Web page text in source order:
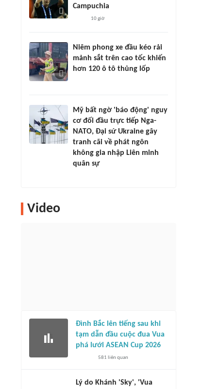
Campuchia
10 giờ
Niêm phong xe đầu kéo rải
mảnh sắt trên cao tốc khiến
hơn 120 ô tô thủng lốp
Mỹ bất ngờ 'báo động' nguy
cơ đối đầu trực tiếp Nga-
NATO, Đại sứ Ukraine gây
tranh cãi về phát ngôn
không gia nhập Liên minh
quân sự
Video
Đình Bắc lên tiếng sau khi
tạm dẫn đầu cuộc đua Vua
phá lưới ASEAN Cup 2026
581 liên quan
Lý do Khánh 'Sky', 'Vua